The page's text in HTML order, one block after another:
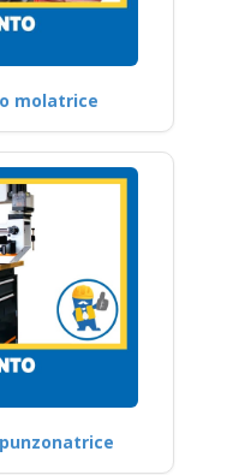
molatrice